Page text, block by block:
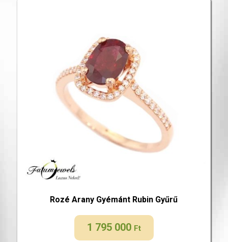
Rozé Arany Gyémánt Rubin Gyűrű
1 795 000 Ft